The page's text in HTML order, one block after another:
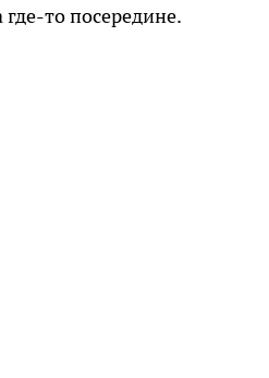
то посередине.